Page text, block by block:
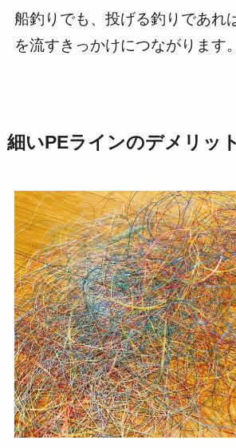
船釣りでも、投げる釣りであれ
を流すきっかけにつながります。
細いPEラインのデメリット